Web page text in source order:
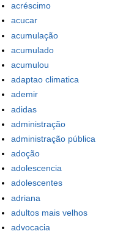
acréscimo
acucar
acumulação
acumulado
acumulou
adaptao climatica
ademir
adidas
administração
administração pública
adoção
adolescencia
adolescentes
adriana
adultos mais velhos
advocacia